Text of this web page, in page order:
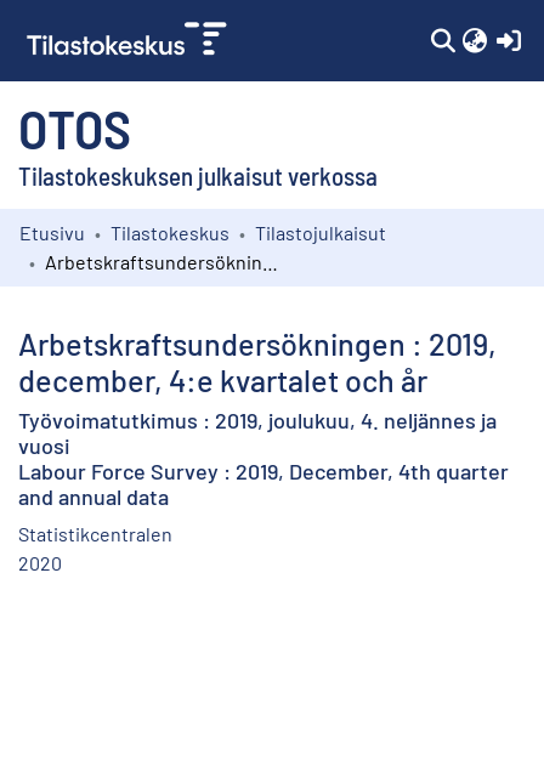
OTOS
Tilastokeskuksen julkaisut verkossa
Kokoelmat
Etusivu Tilastokeskus
Tilastojulkaisut
Arbetskraftsundersökningen : 2019,
december, 4:e kvartalet och år
Työvoimatutkimus : 2019, joulukuu, 4. neljännes ja
vuosi
Labour Force Survey : 2019, December, 4th quarter
and annual data
Statistikcentralen
2020